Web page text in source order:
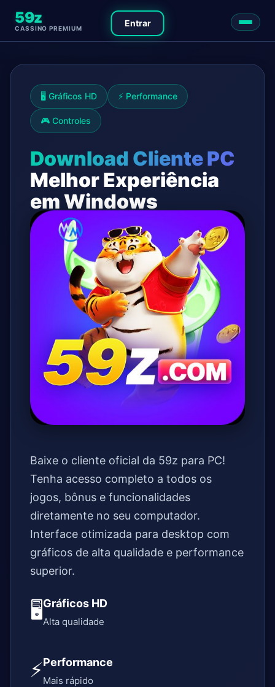
59z
CASSINO PREMIUM Entrar
🖥️ Gráficos HD ⚡ Performance
🎮 Controles
Download Cliente PC
Melhor Experiência
em Windows
Baixe o cliente oficial da 59z para PC!
Tenha acesso completo a todos os
jogos, bônus e funcionalidades
diretamente no seu computador.
Interface otimizada para desktop com
gráficos de alta qualidade e performance
superior.
🖥️Gráficos HD
Alta qualidade
⚡Performance
Mais rápido